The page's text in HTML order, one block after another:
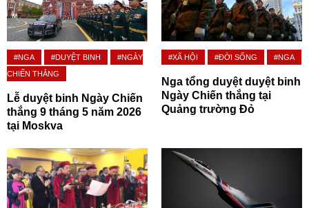
#NGA #DUYỆT BINH
#NGÀY
CHIẾN THẮNG
Lễ duyệt binh Ngày Chiến
thắng 9 tháng 5 năm 2026
tại Moskva
#XÃ HỘI #ĐỜI SỐNG #NGA
Nga tổng duyệt duyệt binh
Ngày Chiến thắng tại
Quảng trường Đỏ